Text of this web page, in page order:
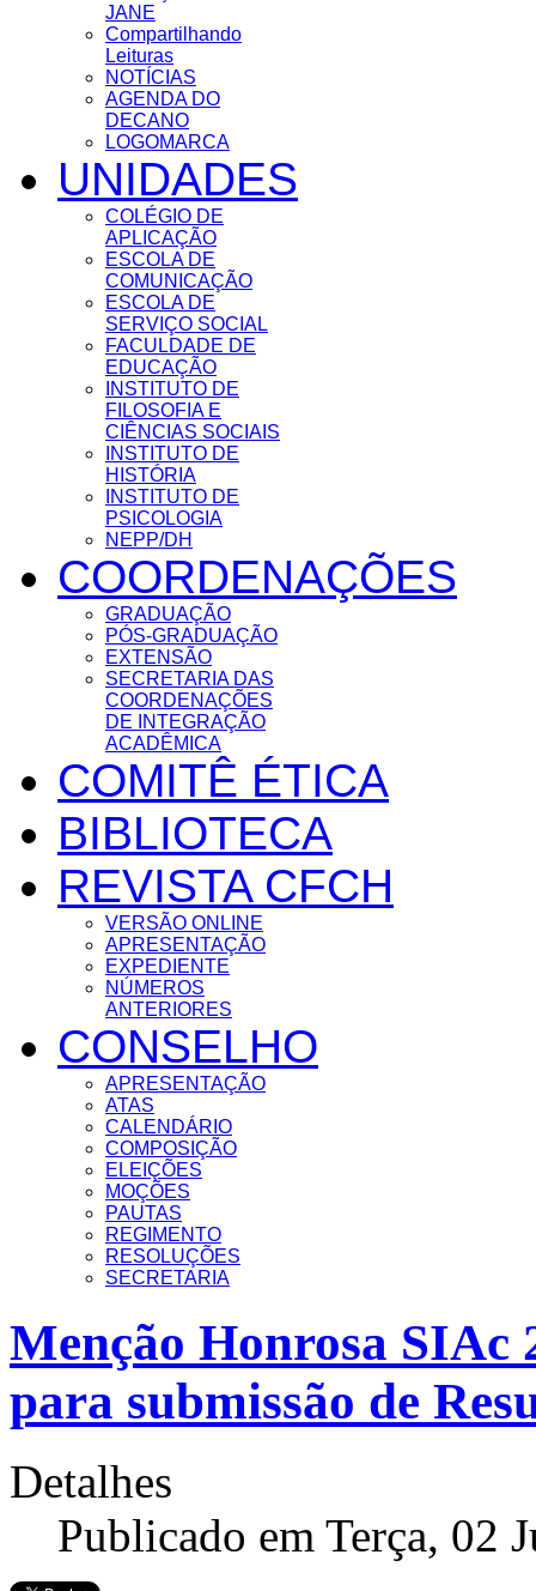
JANE
Compartilhando
Leituras
NOTÍCIAS
AGENDA DO
DECANO
LOGOMARCA
UNIDADES
COLÉGIO DE
APLICAÇÃO
ESCOLA DE
COMUNICAÇÃO
ESCOLA DE
SERVIÇO SOCIAL
FACULDADE DE
EDUCAÇÃO
INSTITUTO DE
FILOSOFIA E
CIÊNCIAS SOCIAIS
INSTITUTO DE
HISTÓRIA
INSTITUTO DE
PSICOLOGIA
NEPP/DH
COORDENAÇÕES
GRADUAÇÃO
PÓS-GRADUAÇÃO
EXTENSÃO
SECRETARIA DAS
COORDENAÇÕES
DE INTEGRAÇÃO
ACADÊMICA
COMITÊ ÉTICA
BIBLIOTECA
REVISTA CFCH
VERSÃO ONLINE
APRESENTAÇÃO
EXPEDIENTE
NÚMEROS
ANTERIORES
CONSELHO
APRESENTAÇÃO
ATAS
CALENDÁRIO
COMPOSIÇÃO
ELEIÇÕES
MOÇÕES
PAUTAS
REGIMENTO
RESOLUÇÕES
SECRETARIA
Menção Honrosa SIAc
para submissão de
Detalhes
Publicado em Terça, 02